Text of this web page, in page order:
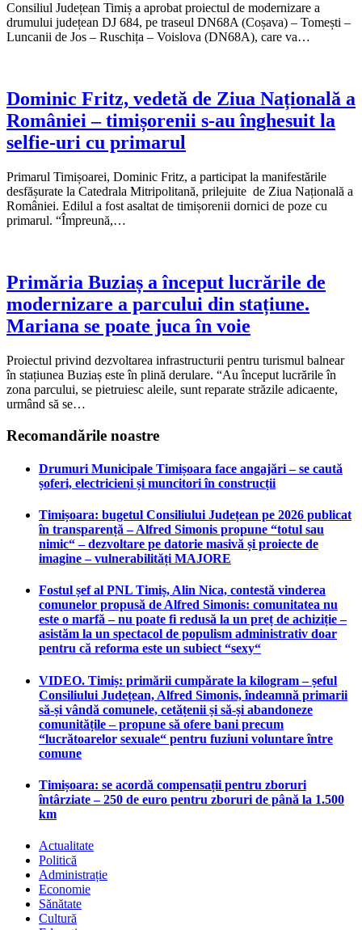
Consiliul Județean Timiș a aprobat proiectul de modernizare a
drumului județean DJ 684, pe traseul DN68A (Coșava) – Tomești –
Luncanii de Jos – Ruschița – Voislova (DN68A), care va…
Dominic Fritz, vedetă de Ziua Națională a
României – timișorenii s-au înghesuit la
selfie-uri cu primarul
Primarul Timișoarei, Dominic Fritz, a participat la manifestările
desfășurate la Catedrala Mitripolitană, prilejuite de Ziua Națională a
României. Edilul a fost asaltat de timișorenii dornici de poze cu
primarul. “Împreună,…
Primăria Buziaș a început lucrările de
modernizare a parcului din stațiune.
Mariana se poate juca în voie
Proiectul privind dezvoltarea infrastructurii pentru turismul balnear
în stațiunea Buziaș este în plină derulare. “Au început lucrările în
zona parcului, se pietruiesc aleile, sunt reparate străzile adicaente,
urmând să se…
Recomandările noastre
Drumuri Municipale Timișoara face angajări – se caută
șoferi, electricieni și muncitori în construcții
Timișoara: bugetul Consiliului Județean pe 2026 publicat
în transparență – Alfred Simonis propune “totul sau
nimic“ – dezvoltare pe datorie masivă și proiecte de
imagine – vulnerabilități MAJORE
Fostul șef al PNL Timiș, Alin Nica, contestă vinderea
comunelor propusă de Alfred Simonis: comunitatea nu
este o marfă – nu poate fi redusă la un preț de achiziție –
asistăm la un spectacol de populism administrativ doar
pentru că reforma este un subiect “sexy“
VIDEO. Timiș: primării cumpărate la kilogram – șeful
Consiliului Județean, Alfred Simonis, îndeamnă primarii
să-și vândă comunele, cetățenii și să-și abandoneze
comunitățile – propune să ofere bani precum
“lucrătoarelor sexuale“ pentru fuziuni voluntare între
comune
Timișoara: se acordă compensații pentru zboruri
întârziate – 250 de euro pentru zboruri de până la 1.500
km
Actualitate
Politică
Administrație
Economie
Sănătate
Cultură